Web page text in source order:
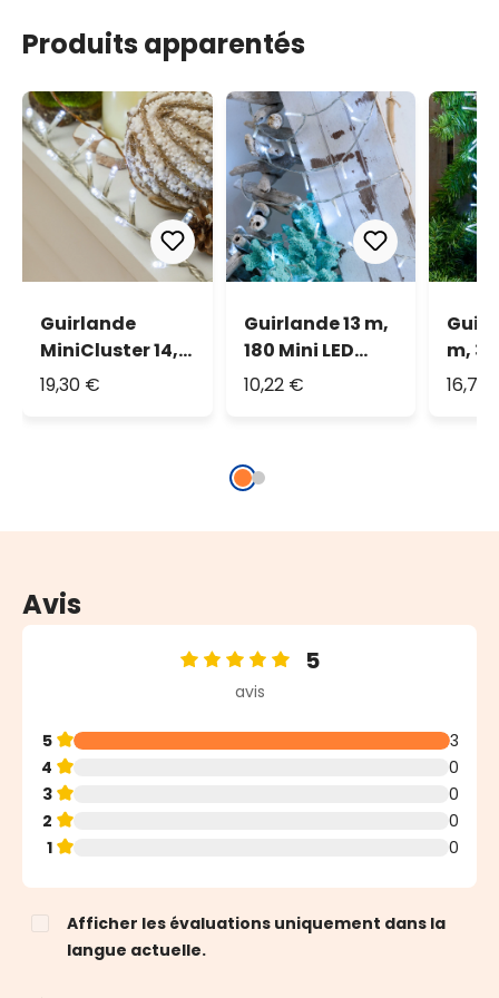
Produits apparentés
Guirlande
MiniCluster 14,9
m, 720 led blanc
19,30 €
Guirlande 13 m,
180 Mini LED
blanc froid
10,22 €
m,
16,76
Avis
Note moyenne de 5 sur 5 étoiles
5
avis
5
3
4
0
3
0
2
0
1
0
Afficher les évaluations uniquement dans la
langue actuelle.